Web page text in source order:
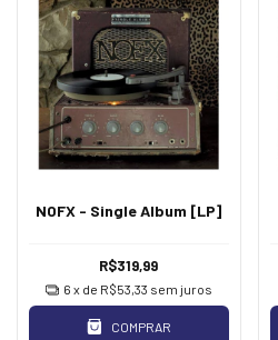
NOFX - Single Album [LP]
R$319,99
6 x de R$53,33 sem juros
COMPRAR